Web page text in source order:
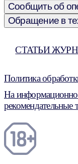
Сообщить об
Обращение в
СТАТЬИ
Политика
На
рекомендательные